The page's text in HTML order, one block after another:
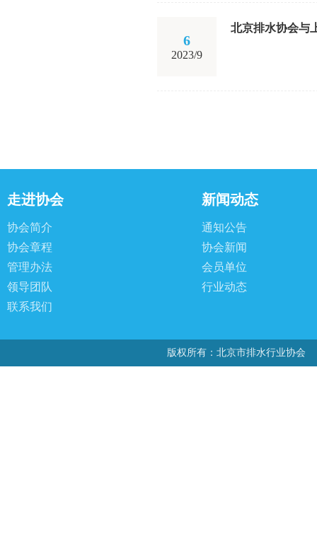
6
2023/9
北京排水协会与
走进协会
协会简介
协会章程
管理办法
领导团队
联系我们
新闻动态
通知公告
协会新闻
会员单位
行业动态
版权所有：北京市排水行业